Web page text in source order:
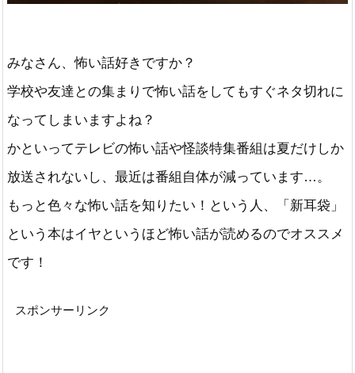
みなさん、怖い話好きですか？
学校や友達との集まりで怖い話をしてもすぐネタ切れに
なってしまいますよね？
かといってテレビの怖い話や怪談特集番組は夏だけしか
放送されないし、最近は番組自体が減っています…。
もっと色々な怖い話を知りたい！という人、「新耳袋」
という本はイヤというほど怖い話が読めるのでオススメ
です！
スポンサーリンク